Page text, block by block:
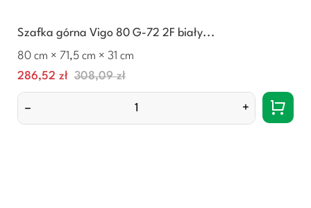
Szafka górna Vigo 80 G-72 2F biały...
80 cm × 71,5 cm × 31 cm
Cena
286,52 zł Normalna
cena
308,09 zł
– +